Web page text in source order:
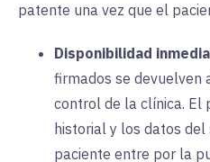
patente una vez que el
Disponibilidad
firmados se devuelven
control de la clínica. El
historial y los datos del
paciente entre por la